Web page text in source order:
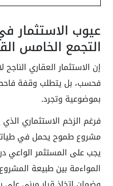
عيوب
التجمع الخامس
إن الاستثمار العقاري
فحسب، بل يتطلب وقفة
بموضوعية وتجرد.
فرغم الزخم الاستثماري
مشروع طموح يحمل في
يجب على المستثمر الواعي
المواءمة بين طبيعة